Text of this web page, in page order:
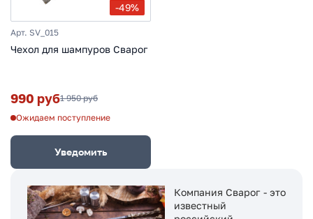
-49%
Арт. SV_015
Чехол для шампуров Сварог
990 руб1 950 руб
Ожидаем поступление
Уведомить
Компания Сварог - это
известный